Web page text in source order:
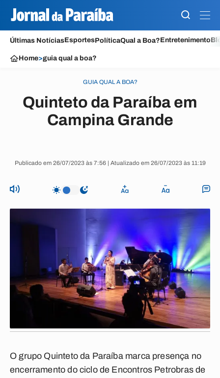
Últimas NotíciasEsportesPolíticaQual a Boa?Entretenimento
Home>guia qual a boa?
GUIA QUAL A BOA?
Quinteto da Paraíba em
Campina Grande
Publicado em 26/07/2023 às 7:56 | Atualizado em 26/07/2023 às 11:19
O grupo Quinteto da Paraíba marca presença no
encerramento do ciclo de Encontros Petrobras de